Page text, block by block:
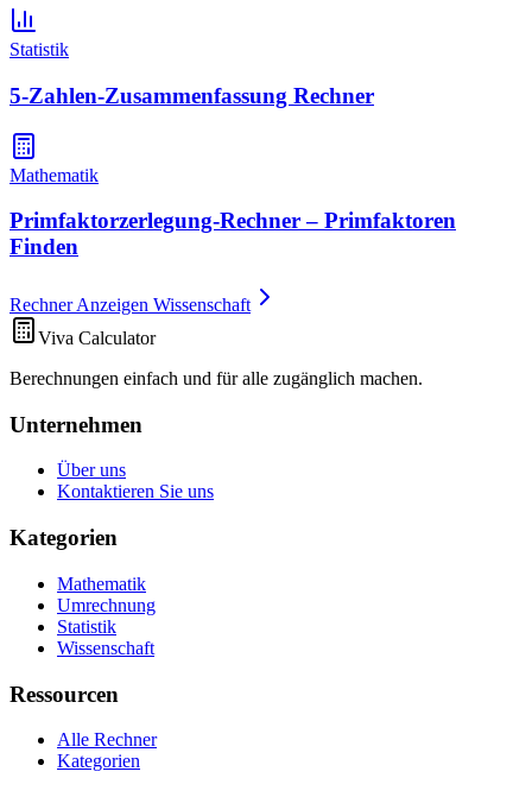
Statistik
5-Zahlen-Zusammenfassung Rechner
Mathematik
Primfaktorzerlegung-Rechner – Primfaktoren
Finden
Rechner Anzeigen Wissenschaft
Viva Calculator
Berechnungen einfach und für alle zugänglich machen.
Unternehmen
Über uns
Kontaktieren Sie uns
Kategorien
Mathematik
Umrechnung
Statistik
Wissenschaft
Ressourcen
Alle Rechner
Kategorien